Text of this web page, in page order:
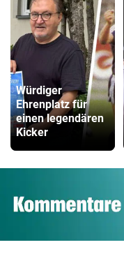
Würdiger
Ehrenplatz für
einen legendären
Kicker